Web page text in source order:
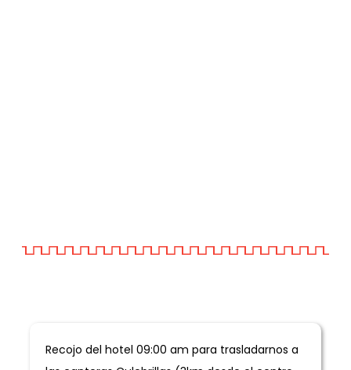
Recojo del hotel 09:00 am para trasladarnos a